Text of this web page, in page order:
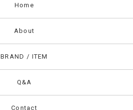
Home
About
BRAND / ITEM
Q&A
Contact